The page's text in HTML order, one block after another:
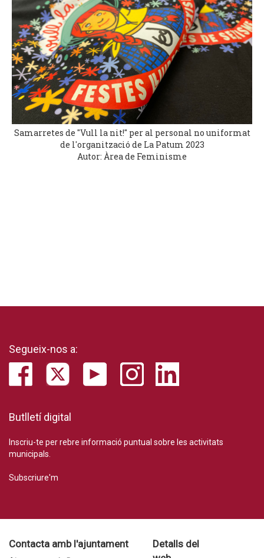
Samarretes de "Vull la nit!" per al personal no uniformat
de l'organització de La Patum 2023
Autor: Àrea de Feminisme
Segueix-nos a:
Butlletí digital
Inscriu-te per rebre informació puntual sobre les activitats
municipals.
Subscriure'm
Contacta amb l'ajuntament
Detalls del